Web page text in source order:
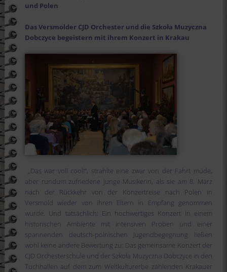
und Polen
Das Versmolder CJD Orchester und die Szkoła Muzyczna
Dobczyce begeistern mit ihrem Konzert in Krakau
„Das war voll cool!“, strahlte eine zwar von der Fahrt müde,
aber rundum zufriedene junge Musikerin, als sie am 8. März
nach der Rückkehr von der Konzertreise nach Polen in
Versmold wieder von ihren Eltern in Empfang genommen
wurde. Und tatsächlich: Ein hochwertiges Konzert in einem
historischen Ambiente mit intensiven Proben und einer
spannenden deutsch-polnischen Jugendbegegnung ließen
wohl keine andere Bewertung zu: Das gemeinsame Konzert der
CJD Orchesterschule und der Szkoła Muzyczna Dobczyce in den
Tuchhallen auf dem zum Weltkulturerbe zählenden Krakauer